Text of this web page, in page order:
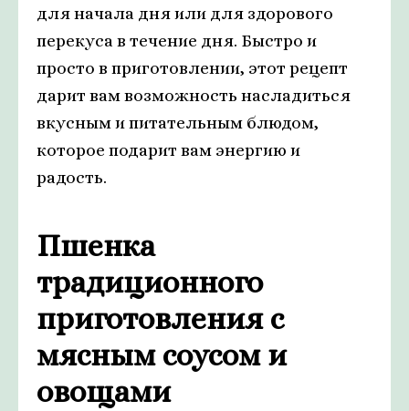
для начала дня или для здорового
перекуса в течение дня. Быстро и
просто в приготовлении, этот рецепт
дарит вам возможность насладиться
вкусным и питательным блюдом,
которое подарит вам энергию и
радость.
Пшенка
традиционного
приготовления с
мясным соусом и
овощами